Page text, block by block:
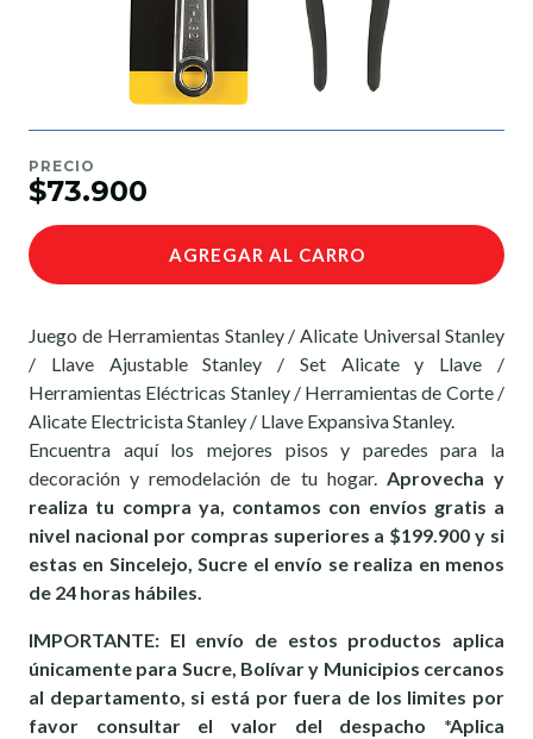
PRECIO
$73.900
AGREGAR AL CARRO
Juego de Herramientas Stanley / Alicate Universal Stanley
/ Llave Ajustable Stanley / Set Alicate y Llave /
Herramientas Eléctricas Stanley / Herramientas de Corte /
Alicate Electricista Stanley / Llave Expansiva Stanley.
Encuentra aquí los mejores pisos y paredes para la
decoración y remodelación de tu hogar. Aprovecha y
realiza tu compra ya, contamos con envíos gratis a
nivel nacional por compras superiores a $199.900 y si
estas en Sincelejo, Sucre el envío se realiza en menos
de 24 horas hábiles.
IMPORTANTE: El envío de estos productos aplica
únicamente para Sucre, Bolívar y Municipios cercanos
al departamento, si está por fuera de los limites por
favor consultar el valor del despacho *Aplica